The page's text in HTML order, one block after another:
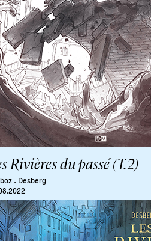
Rivières du passé (T.2)
. Desberg